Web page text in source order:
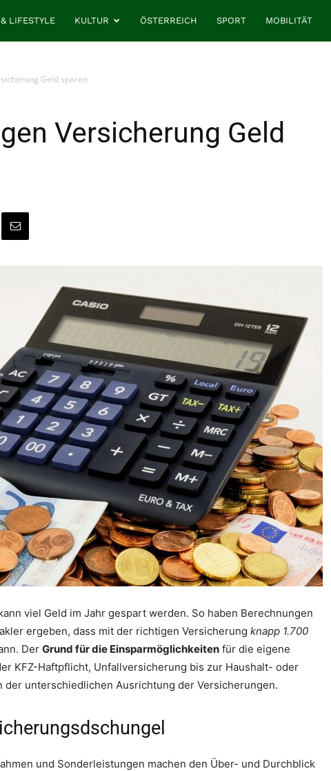
LIFESTYLE KULTUR ÖSTERREICH SPORT MOBILITÄT
Geld sparen
Versicherung Geld
viel Geld im Jahr gespart werden. So haben Berechnungen
ergeben, dass mit der richtigen Versicherung knapp 1.700
Der Grund für die Einsparmöglichkeiten für die eigene
KFZ-Haftpflicht, Unfallversicherung bis zur Haushalt- oder
der unterschiedlichen Ausrichtung der Versicherungen.
und Sonderleistungen machen den Über- und Durchblick